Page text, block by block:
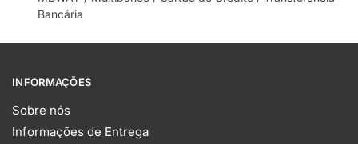
Bancária
INFORMAÇÕES
Sobre nós
Informações de Entrega